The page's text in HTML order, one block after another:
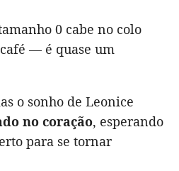
0 cabe no colo
— é quase um
o sonho de Leonice
no coração, esperando
para se tornar